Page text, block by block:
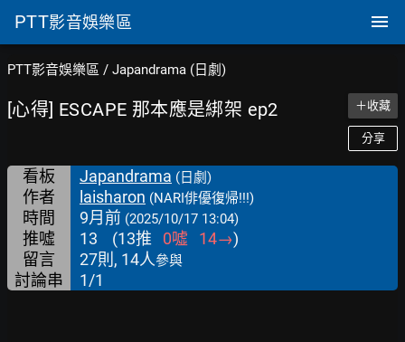
PTT影音娛樂區
PTT影音娛樂區 / Japandrama (日劇)
[心得] ESCAPE 那本應是綁架 ep2 ＋收藏
分享
看板 Japandrama (日劇)
作者 laisharon (NARI俳優復帰!!!)
時間 9月前 (2025/10/17 13:04)
推噓 13 (13推 0噓 14→)
留言
27則, 14人參與
討論串 1/1